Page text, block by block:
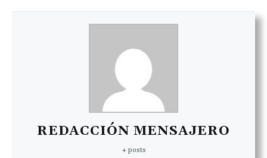
REDACCIÓN MENSAJERO
+ posts